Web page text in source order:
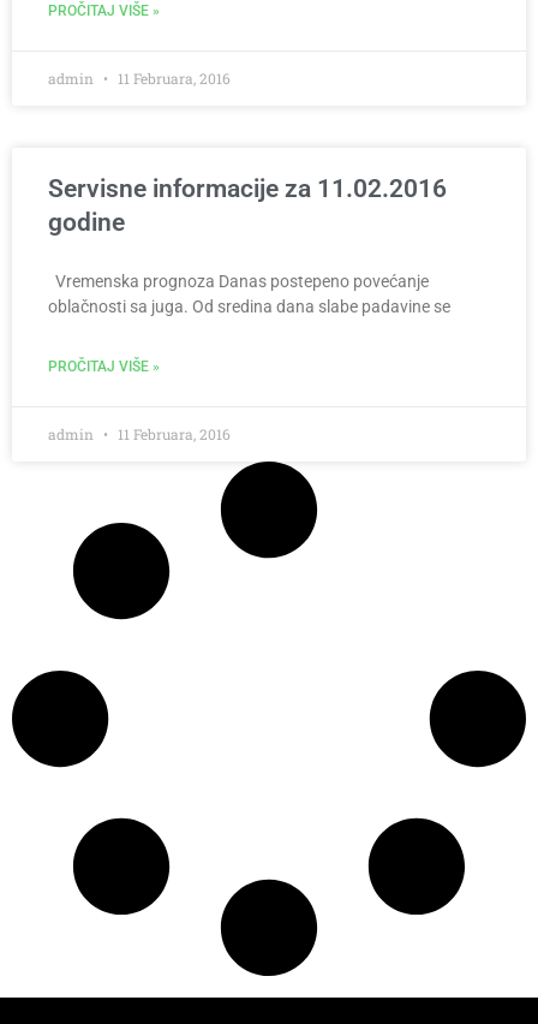
PROČITAJ VIŠE »
admin 11 Februara, 2016
Servisne informacije za 11.02.2016
godine
Vremenska prognoza Danas postepeno povećanje
oblačnosti sa juga. Od sredina dana slabe padavine se
PROČITAJ VIŠE »
admin 11 Februara, 2016